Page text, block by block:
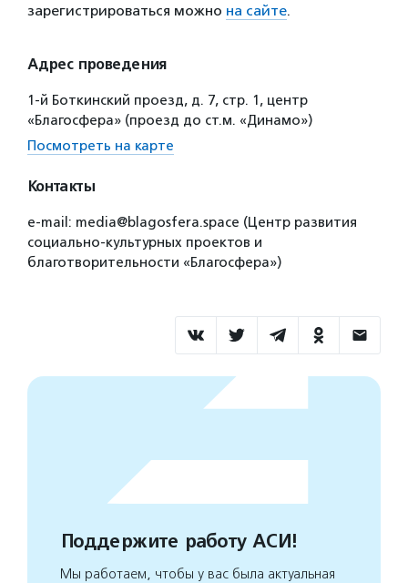
зарегистрироваться можно на сайте.
Адрес проведения
1-й Боткинский проезд, д. 7, стр. 1, центр
«Благосфера» (проезд до ст.м. «Динамо»)
Посмотреть на карте
Контакты
e-mail: media@blagosfera.space (Центр развития
социально-культурных проектов и
благотворительности «Благосфера»)
Поддержите работу АСИ!
Мы работаем, чтобы у вас была актуальная